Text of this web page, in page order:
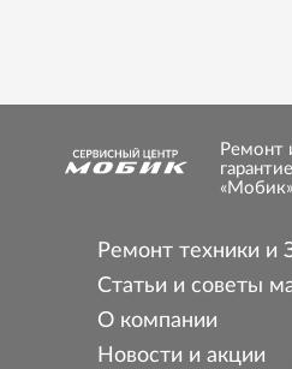
Ремонт
«Мобик»
Ремонт техники и
Статьи и советы
О компании
Новости и акции